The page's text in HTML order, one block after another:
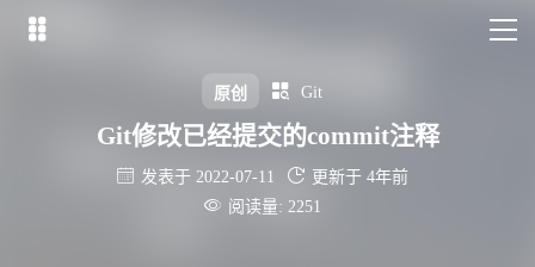

原创  Git
Git修改已经提交的commit注释
 发表于 2022-07-11  更新于 4年前
 阅读量: 2251